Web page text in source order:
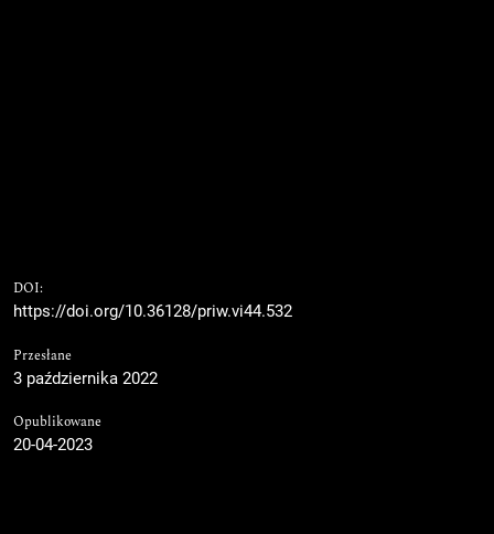
DOI:
https://doi.org/10.36128/priw.vi44.532
Przesłane
3 października 2022
Opublikowane
20-04-2023